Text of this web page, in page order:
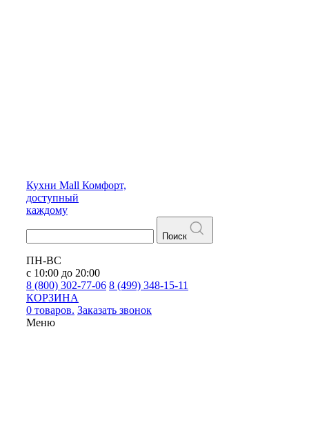
Кухни Mall Комфорт,
доступный
каждому
Поиск
ПН-ВС
с 10:00 до 20:00
8 (800) 302-77-06 8 (499) 348-15-11
КОРЗИНА
0 товаров. Заказать звонок
Меню